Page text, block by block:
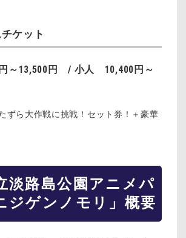
ケット
～13,500円 / 小人 10,400円～
ずら大作戦に挑戦！セット券！＋豪華
淡路島公園アニメパ
ジゲンノモリ」概要